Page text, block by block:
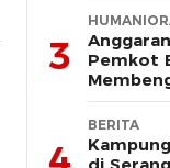
3
Pemkot
Terbukti
BERITA